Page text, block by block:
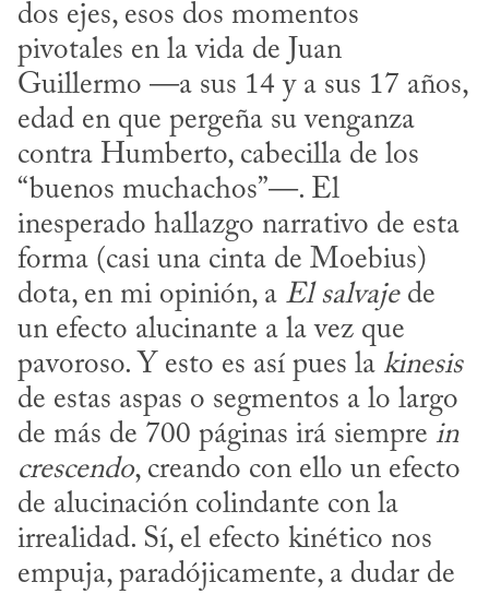
dos ejes, esos dos momentos
pivotales en la vida de Juan
Guillermo —a sus 14 y a sus 17 años,
edad en que pergeña su venganza
contra Humberto, cabecilla de los
“buenos muchachos”—. El
inesperado hallazgo narrativo de esta
forma (casi una cinta de Moebius)
dota, en mi opinión, a El salvaje de
un efecto alucinante a la vez que
pavoroso. Y esto es así pues la kinesis
de estas aspas o segmentos a lo largo
de más de 700 páginas irá siempre in
crescendo, creando con ello un efecto
de alucinación colindante con la
irrealidad. Sí, el efecto kinético nos
empuja, paradójicamente, a dudar de